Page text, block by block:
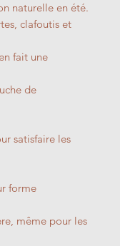
naturelle en été.
clafoutis et
fait une
de
satisfaire les
forme
même pour les